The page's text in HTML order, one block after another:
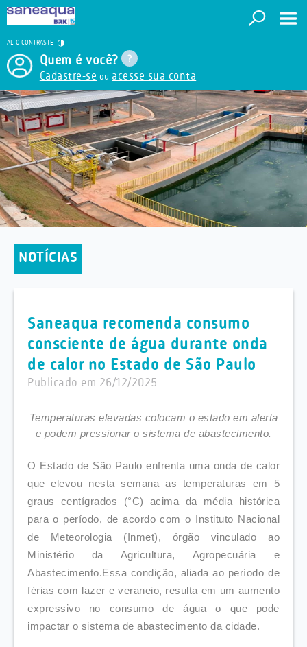
ALTO CONTRASTE
Quem é você?
Cadastre-se ou acesse sua conta
NOTÍCIAS
Saneaqua recomenda consumo
consciente de água durante onda
de calor no Estado de São Paulo
Publicado em 26/12/2025
Temperaturas elevadas colocam o estado em alerta
e podem pressionar o sistema de abastecimento.
O Estado de São Paulo enfrenta uma onda de calor
que elevou nesta semana as temperaturas em 5
graus centígrados (°C) acima da média histórica
para o período, de acordo com o Instituto Nacional
de Meteorologia (Inmet), órgão vinculado ao
Ministério da Agricultura, Agropecuária e
Abastecimento.Essa condição, aliada ao período de
férias com lazer e veraneio, resulta em um aumento
expressivo no consumo de água o que pode
impactar o sistema de abastecimento da cidade.